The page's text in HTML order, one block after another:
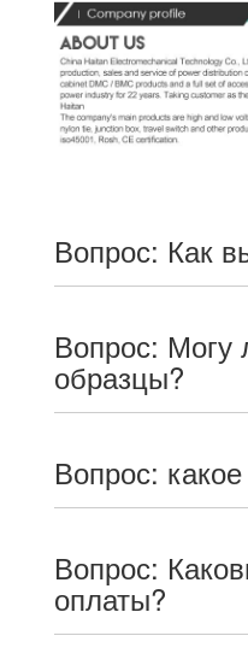
Вопрос: Как
Вопрос: Могу
образцы?
Вопрос:
Вопрос:
оплаты?